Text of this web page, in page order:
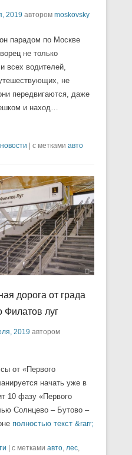
2019 автором moskovsky
парадом по Москве
не только
всех водителей,
не
передвигаются, даже
и наход…
новости с метками авто
дорога от града
Филатов луг
2019 автором
от «Первого
начать уже в
10 фазу «Первого
Солнцево – Бутово –
полностью текст &rarr;
| с метками авто лес